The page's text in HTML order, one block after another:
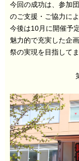
今回の成功は、参加
のご支援・ご協力に
今後は10月に開催予
魅力的で充実した企
祭の実現を目指してま